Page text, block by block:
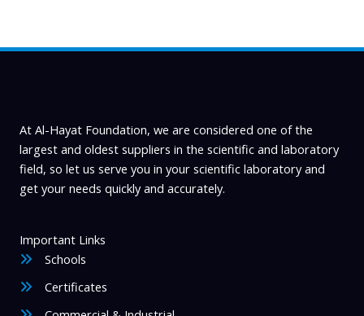
page
At Al-Hayat Foundation, we are considered one of the
largest and oldest suppliers in the scientific and laboratory
field, so let us serve you in your scientific laboratory and
get your needs quickly and accurately.
Important Links
Schools
Certificates